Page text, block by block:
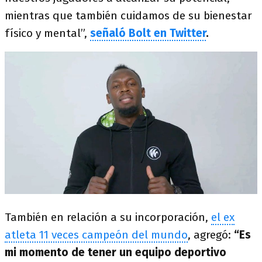
mientras que también cuidamos de su bienestar
físico y mental”, señaló Bolt en Twitter.
También en relación a su incorporación, el ex
atleta 11 veces campeón del mundo, agregó: “Es
mi momento de tener un equipo deportivo